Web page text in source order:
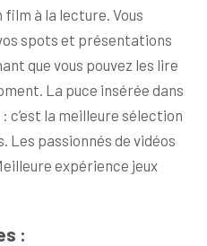
film à la lecture. Vous
spots et présentations
que vous pouvez les lire
La puce insérée dans
c’est la meilleure sélection
Les passionnés de vidéos
expérience jeux
: